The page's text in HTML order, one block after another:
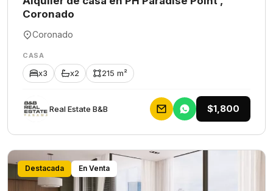
Coronado
Coronado
CASA
x3 x2 215 m²
Rеаl Еstаtе В&В $1,800
Destacada En Venta